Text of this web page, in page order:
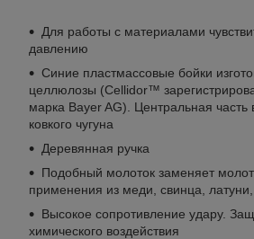
Для работы с материалами
давлению
Синие пластмассовые бойки
целлюлозы (Cellidor™
марка Bayer AG). Центральная часть
ковкого чугуна
Деревянная ручка
Подобный молоток заменяет
применения из меди, свинца,
Высокое сопротивление удару.
химического воздействия